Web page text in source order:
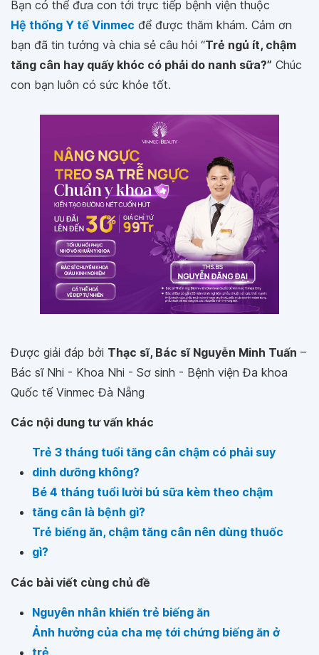
Bạn có thể đưa con tới trực tiếp bệnh viện thuộc
Hệ thống Y tế Vinmec để được thăm khám. Cảm ơn
bạn đã tin tưởng và chia sẻ câu hỏi “Trẻ ngủ ít, chậm
tăng cân hay quấy khóc có phải do nanh sữa?” Chúc
con bạn luôn có sức khỏe tốt.
Được giải đáp bởi Thạc sĩ, Bác sĩ Nguyễn Minh Tuấn –
Bác sĩ Nhi - Khoa Nhi - Sơ sinh - Bệnh viện Đa khoa
Quốc tế Vinmec Đà Nẵng
Các nội dung tư vấn khác
Trẻ 3 tháng tuổi tăng cân chậm có phải suy
dinh dưỡng không?
Bé 4 tháng tuổi lười bú sữa kèm theo chậm
tăng cân là bệnh gì?
Trẻ biếng ăn, chậm tăng cân nên dùng thuốc
gì?
Các bài viết cùng chủ đề
Nguyên nhân khiến trẻ biếng ăn
Ảnh hưởng của cha mẹ tới chứng biếng ăn ở
trẻ